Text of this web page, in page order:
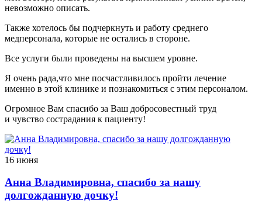
невозможно описать.
Также хотелось бы подчеркнуть и работу среднего
медперсонала, которые не остались в стороне.
Все услуги были проведены на высшем уровне.
Я очень рада,что мне посчастливилось пройти лечение
именно в этой клинике и познакомиться с этим персоналом.
Огромное Вам спасибо за Ваш добросовестный труд
и чувство сострадания к пациенту!
16 июня
Анна Владимировна, спасибо за нашу
долгожданную дочку!